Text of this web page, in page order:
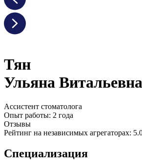
Тян
Ульяна Витальевна
Ассистент стоматолога
Опыт работы: 2 года
Отзывы
Рейтинг на независимых агрегаторах:
Специализация